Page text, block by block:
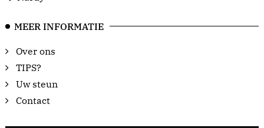
MEER INFORMATIE
Over ons
TIPS?
Uw steun
Contact